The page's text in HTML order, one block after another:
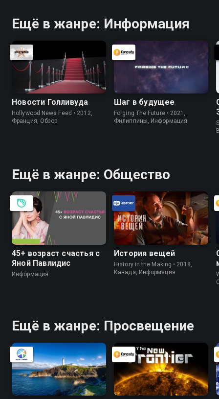
Ещё в жанре: Информация
Новости Голливуда
Hollywood News Feed • 2012,
Франция, Обзор
Шаг в будущее
Forging The Future • 2021,
Филиппины, Информация
Ещё в жанре: Общество
45+ возраст счастья с
Яной Павлидис
Информация
История вещей
History in the Making • 2018,
Канада, Информация
Ещё в жанре: Просвещение